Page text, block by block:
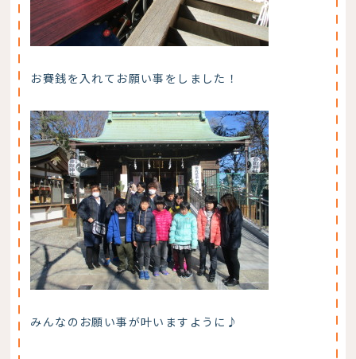
お賽銭を入れてお願い事をしました！
みんなのお願い事が叶いますように♪